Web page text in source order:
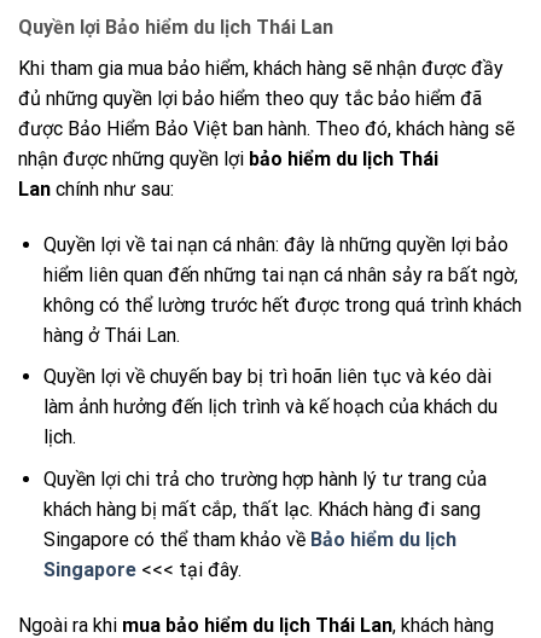
Quyền lợi Bảo hiểm du lịch Thái Lan
Khi tham gia mua bảo hiểm, khách hàng sẽ nhận được đầy
đủ những quyền lợi bảo hiểm theo quy tắc bảo hiểm đã
được Bảo Hiểm Bảo Việt ban hành. Theo đó, khách hàng sẽ
nhận được những quyền lợi bảo hiểm du lịch Thái
Lan chính như sau:
Quyền lợi về tai nạn cá nhân: đây là những quyền lợi bảo
hiểm liên quan đến những tai nạn cá nhân sảy ra bất ngờ,
không có thể lường trước hết được trong quá trình khách
hàng ở Thái Lan.
Quyền lợi về chuyến bay bị trì hoãn liên tục và kéo dài
làm ảnh hưởng đến lịch trình và kế hoạch của khách du
lịch.
Quyền lợi chi trả cho trường hợp hành lý tư trang của
khách hàng bị mất cắp, thất lạc. Khách hàng đi sang
Singapore có thể tham khảo về Bảo hiểm du lịch
Singapore<<< tại đây.
Ngoài ra khi mua bảo hiểm du lịch Thái Lan, khách hàng